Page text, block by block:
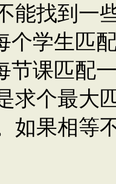
能找到一
个学生匹
节课匹配
求个最大
如果相等